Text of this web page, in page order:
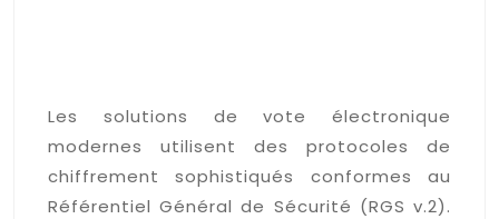
Les solutions de vote électronique
modernes utilisent des protocoles de
chiffrement sophistiqués conformes au
Référentiel Général de Sécurité (RGS v.2).